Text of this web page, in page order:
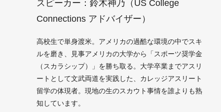
スピーカー：鈴木神乃（US College
Connections アドバイザー）
高校生で単身渡米。アメリカの過酷な環境の中でスキ
ルを磨き、見事アメリカの大学から「スポーツ奨学金
（スカラシップ）」を勝ち取る。大学卒業までアスリ
ートとして文武両道を実践した、カレッジアスリート
留学の体現者。現地の生のスカウト事情を誰よりも熟
知しています。